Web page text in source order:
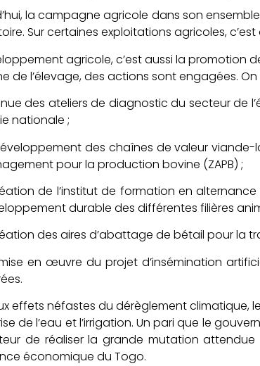
la campagne agricole dans
Sur certaines exploitations agricoles,
agricole, c’est aussi la
de l’élevage, des actions sont engagées.
des ateliers de diagnostic du
nationale ;
des chaînes de valeur viande-
pour la production bovine (ZAPB) ;
de l’institut de formation en
durable des différentes filières
des aires d’abattage de bétail pour la
en œuvre du projet d’insémination
effets néfastes du dérèglement climatique,
de l’eau et l’irrigation. Un pari que le
de réaliser la grande mutation
économique du Togo.